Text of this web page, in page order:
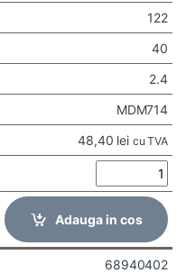
122
40
2.4
MDM714
48,40 lei cu TVA
Adauga in cos
68940402